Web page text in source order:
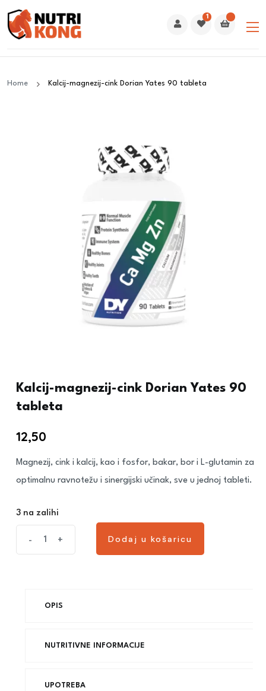
1
Home Kalcij-magnezij-cink Dorian Yates 90 tableta
Kalcij-magnezij-cink Dorian Yates 90
tableta
12,50
Magnezij, cink i kalcij, kao i fosfor, bakar, bor i L-glutamin za
optimalnu ravnotežu i sinergijski učinak, sve u jednoj tableti.
3 na zalihi
- +
Dodaj u košaricu
OPIS
NUTRITIVNE INFORMACIJE
UPOTREBA